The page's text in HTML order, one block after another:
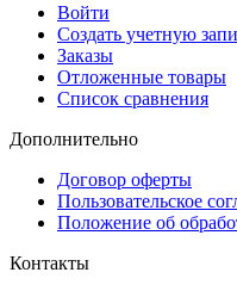
Войти
Создать учетную
Заказы
Отложенные товары
Список сравнения
Дополнительно
Договор оферты
Пользовательское
Положение об
Контакты